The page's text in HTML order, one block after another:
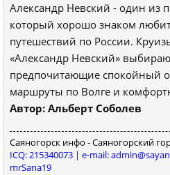
Александр Невский - один из
который хорошо знаком
путешествий по России.
«Александр Невский»
предпочитающие спокойный
маршруты по Волге и
Автор: Альберт Соболев
Саяногорск инфо - Саяногорский
ICQ: 215340073 | e-mail:
mrSana19